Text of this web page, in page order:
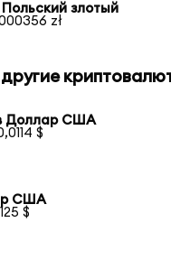
злотый
zł
Доллар США
$
США
$